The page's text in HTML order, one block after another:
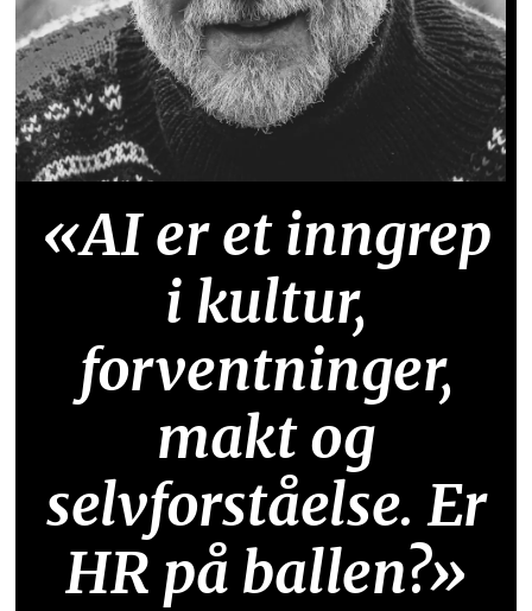
«AI er et inngrep
i kultur,
forventninger,
makt og
selvforståelse. Er
HR på ballen?»